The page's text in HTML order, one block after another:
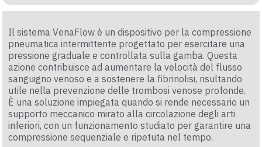
Il sistema VenaFlow è un dispositivo per la compressione
pneumatica intermittente progettato per esercitare una
pressione graduale e controllata sulla gamba. Questa
azione contribuisce ad aumentare la velocità del flusso
sanguigno venoso e a sostenere la fibrinolisi, risultando
utile nella prevenzione delle trombosi venose profonde.
È una soluzione impiegata quando si rende necessario un
supporto meccanico mirato alla circolazione degli arti
inferiori, con un funzionamento studiato per garantire una
compressione sequenziale e ripetuta nel tempo.